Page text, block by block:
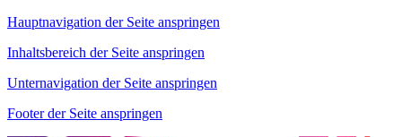
Hauptnavigation der Seite anspringen
Inhaltsbereich der Seite anspringen
Unternavigation der Seite anspringen
Footer der Seite anspringen